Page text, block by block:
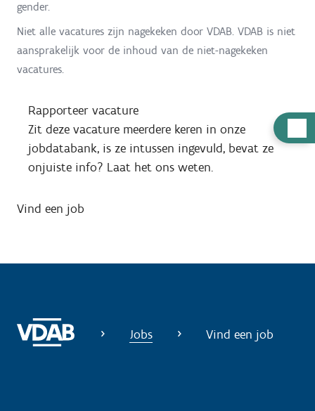
u
gender.
Niet alle vacatures zijn nagekeken door VDAB. VDAB is niet
aansprakelijk voor de inhoud van de niet-nagekeken
vacatures.
Rapporteer vacature
Zit deze vacature meerdere keren in onze
jobdatabank, is ze intussen ingevuld, bevat ze
onjuiste info? Laat het ons weten.
Vind een job
Jobs Vind een job